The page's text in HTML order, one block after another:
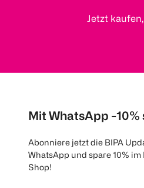
Jetzt
Mit WhatsApp -10%
Abonniere jetzt die BIPA
WhatsApp und spare 10% im
Shop!